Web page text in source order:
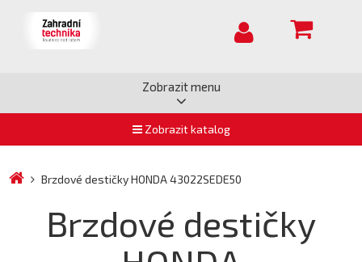
Zobrazit menu
Zobrazit katalog
Brzdové destičky HONDA 43022SEDE50
Brzdové destičky